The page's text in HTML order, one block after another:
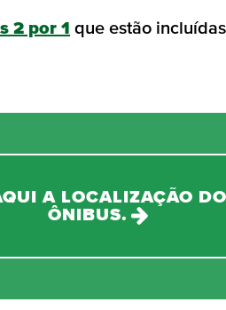
2 por 1 que estão
A LOCALIZAÇÃO
ÔNIBUS.